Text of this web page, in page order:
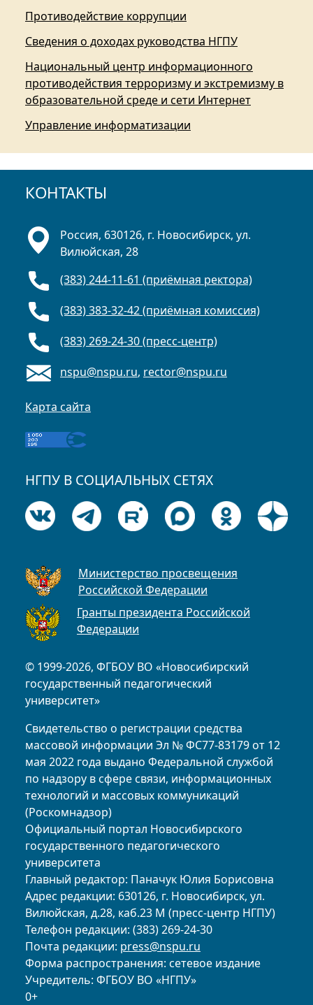
Противодействие коррупции
Сведения о доходах руководства НГПУ
Национальный центр информационного
противодействия терроризму и экстремизму в
образовательной среде и сети Интернет
Управление информатизации
КОНТАКТЫ
© 1999-2026, ФГБОУ ВО «Новосибирский
государственный педагогический
университет»
Свидетельство о регистрации средства
массовой информации Эл № ФС77-83179 от 12
мая 2022 года выдано Федеральной службой
по надзору в сфере связи, информационных
технологий и массовых коммуникаций
(Роскомнадзор)
Официальный портал Новосибирского
государственного педагогического
университета
Главный редактор: Паначук Юлия Борисовна
Адрес редакции: 630126, г. Новосибирск, ул.
Вилюйская, д.28, каб.23 М (пресс-центр НГПУ)
Телефон редакции: (383) 269-24-30
Почта редакции: press@nspu.ru
Форма распространения: сетевое издание
Учредитель: ФГБОУ ВО «НГПУ»
0+
Россия, 630126, г. Новосибирск, ул.
Вилюйская, 28
(383) 244-11-61 (приёмная ректора)
(383) 383-32-42 (приёмная комиссия)
(383) 269-24-30 (пресс-центр)
nspu@nspu.ru, rector@nspu.ru
Карта сайта
НГПУ В СОЦИАЛЬНЫХ СЕТЯХ
Министерство просвещения
Российской Федерации
Гранты президента Российской
Федерации